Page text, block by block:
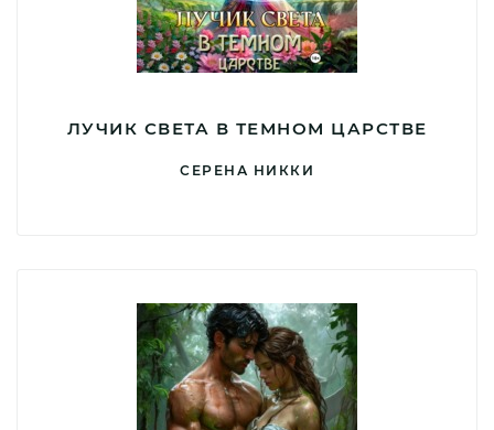
ЛУЧИК СВЕТА В ТЕМНОМ ЦАРСТВЕ
СЕРЕНА НИККИ